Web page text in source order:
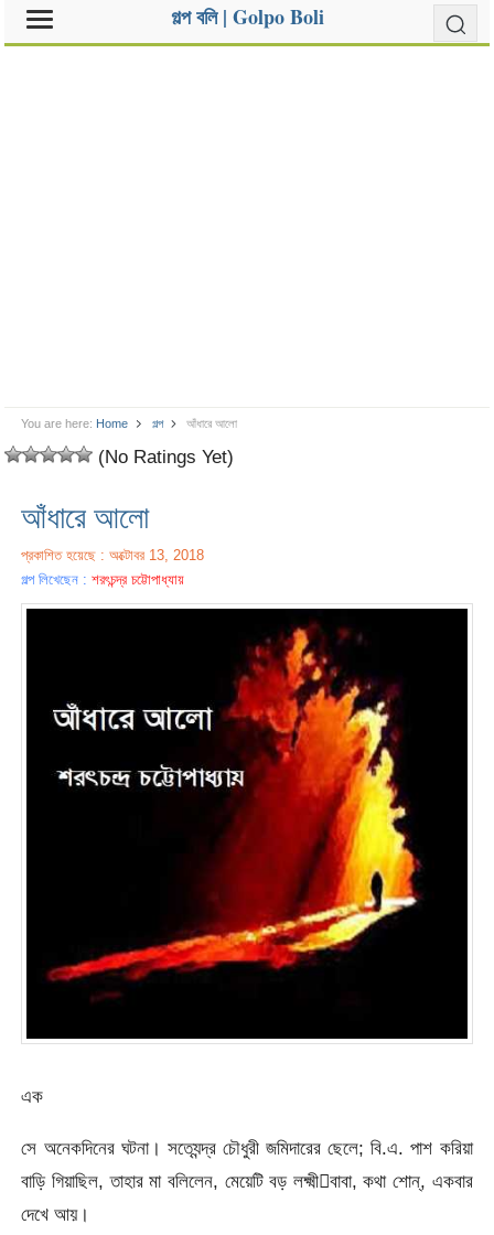
গল্প বলি | Golpo Boli
You are here: Home গল্প আঁধারে আলো
(No Ratings Yet)
আঁধারে আলো
প্রকাশিত হয়েছে : অক্টোবর 13, 2018
গল্প লিখেছেন :শরৎচন্দ্র চট্টোপাধ্যায়
এক
সে অনেকদিনের ঘটনা। সত্যেন্দ্র চৌধুরী জমিদারের ছেলে; বি.এ. পাশ করিয়া
বাড়ি গিয়াছিল, তাহার মা বলিলেন, মেয়েটি বড় লক্ষ্মীবাবা, কথা শোন্‌, একবার
দেখে আয়।